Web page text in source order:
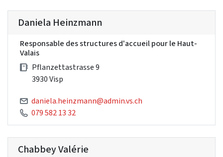
Daniela Heinzmann
Responsable des structures d'accueil pour le Haut-
Valais
Pflanzettastrasse 9
3930 Visp
daniela.heinzmann@admin.vs.ch
079 582 13 32
Chabbey Valérie